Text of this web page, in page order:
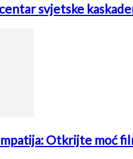
svjetske
Otkrijte moć